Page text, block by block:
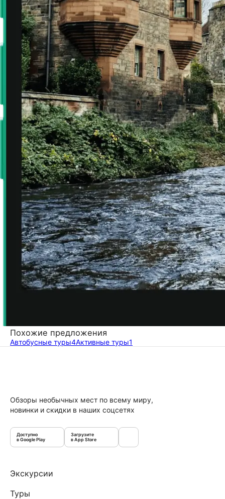
Похожие предложения
Автобусные туры4Активные туры1
Обзоры необычных мест по всему миру,
новинки и скидки в наших соцсетях
Доступно
в Google Play
Загрузите
в App Store
Экскурсии
Туры